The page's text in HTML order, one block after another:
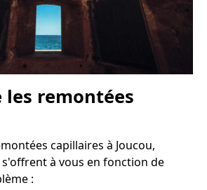
les remontées
capillaires à Joucou,
à vous en fonction de
: